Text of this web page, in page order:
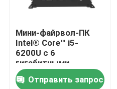
Мини-файрвол-ПК
Intel® Core™ i5-
6200U с 6
гигабитными
портами LAN,
pFsense
Отправить запрос